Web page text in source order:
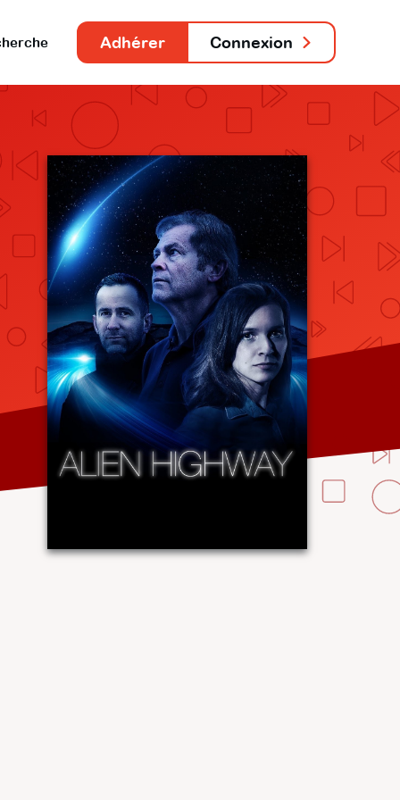
Adhérer Connexion